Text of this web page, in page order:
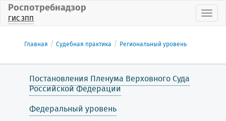
Роспотребнадзор
ГИС ЗПП
Главная Судебная практика Региональный уровень
Постановления Пленума Верховного Суда
Российской Федерации
Федеральный уровень